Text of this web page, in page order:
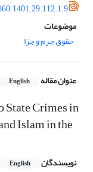
موضوعات
حقوق جرم و جزا
عنوان مقاله English
Crimes in
Islam in the
نویسندگان English